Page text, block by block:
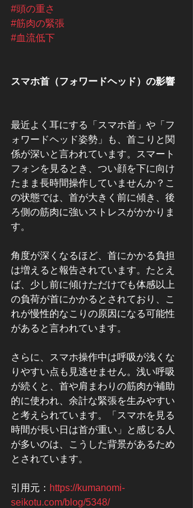
#頭の重さ
#筋肉の緊張
#血流低下
スマホ首（フォワードヘッド）の影響
最近よく耳にする「スマホ首」や「フ
ォワードヘッド姿勢」も、首こりと関
係が深いと言われています。スマート
フォンを見るとき、つい顔を下に向け
たまま長時間操作していませんか？こ
の状態では、首が大きく前に傾き、後
ろ側の筋肉に強いストレスがかかりま
す。
角度が深くなるほど、首にかかる負担
は増えると報告されています。たとえ
ば、少し前に傾けただけでも体感以上
の負荷が首にかかるとされており、こ
れが慢性的なこりの原因になる可能性
があると言われています。
さらに、スマホ操作中は呼吸が浅くな
りやすい点も見逃せません。浅い呼吸
が続くと、首や肩まわりの筋肉が補助
的に使われ、余計な緊張を生みやすい
と考えられています。「スマホを見る
時間が長い日は首が重い」と感じる人
が多いのは、こうした背景があるため
とされています。
引用元： https://kumanomi-
seikotu.com/blog/5348/